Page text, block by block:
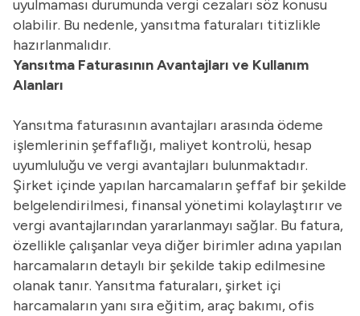
uyulmaması durumunda vergi cezaları söz konusu
olabilir. Bu nedenle, yansıtma faturaları titizlikle
hazırlanmalıdır.
Yansıtma Faturasının Avantajları ve Kullanım
Alanları
Yansıtma faturasının avantajları arasında ödeme
işlemlerinin şeffaflığı, maliyet kontrolü, hesap
uyumluluğu ve vergi avantajları bulunmaktadır.
Şirket içinde yapılan harcamaların şeffaf bir şekilde
belgelendirilmesi, finansal yönetimi kolaylaştırır ve
vergi avantajlarından yararlanmayı sağlar. Bu fatura,
özellikle çalışanlar veya diğer birimler adına yapılan
harcamaların detaylı bir şekilde takip edilmesine
olanak tanır. Yansıtma faturaları, şirket içi
harcamaların yanı sıra eğitim, araç bakımı, ofis